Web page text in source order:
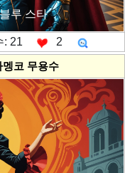
루 스타
: 21 2
멩코 무용수